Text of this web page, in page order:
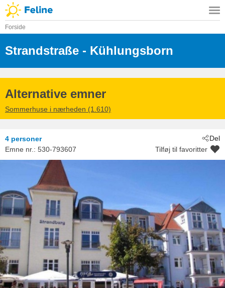
Forside
Strandstraße
- 18225
- Kühlungsborn
Alternative emner
Sommerhuse i nærheden (1.610)
Del
4 personer
Emne nr.: 530-793607 Tilføj til favoritter